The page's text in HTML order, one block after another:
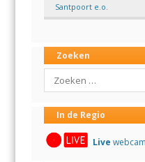
Santpoort e.o.
Zoeken
Search
In de Regio
Live